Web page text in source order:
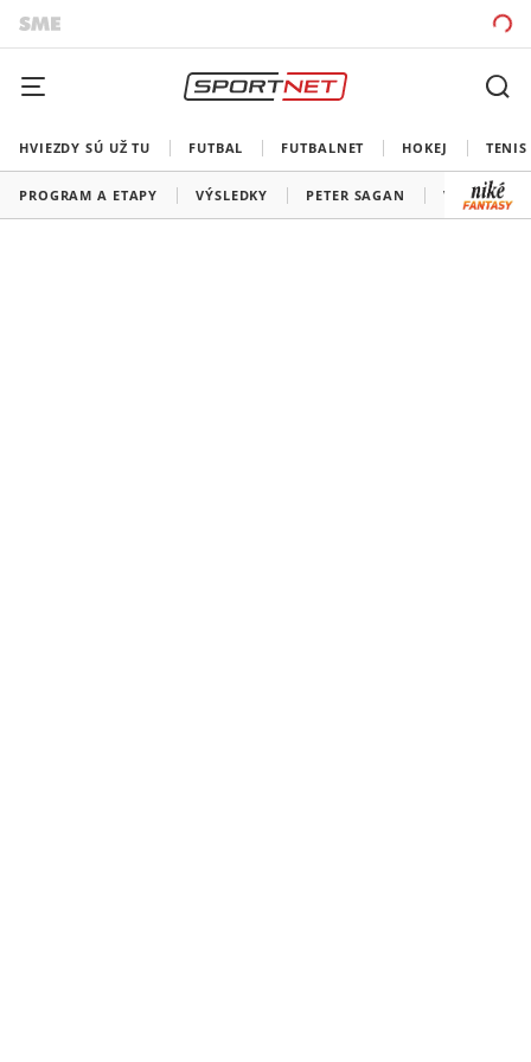
HVIEZDY SÚ UŽ TU FUTBAL FUTBALNET HOKEJ TENIS
PROGRAM A ETAPY VÝSLEDKY PETER SAGAN VŠETKY